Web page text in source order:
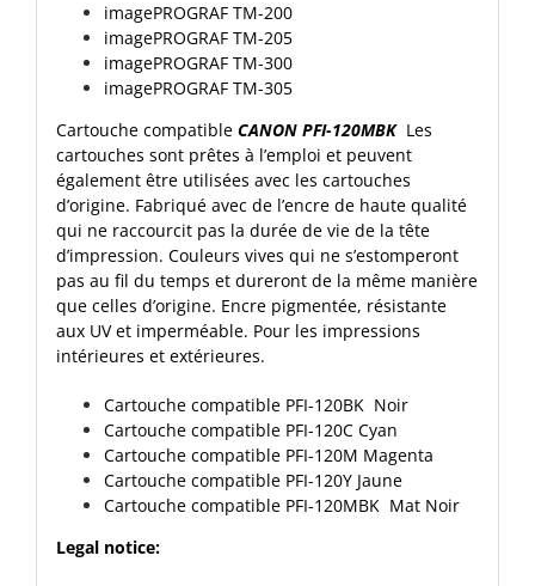
imagePROGRAF TM-200
imagePROGRAF TM-205
imagePROGRAF TM-300
imagePROGRAF TM-305
Cartouche compatible CANON PFI-120MBKLes
cartouches sont prêtes à l’emploi et peuvent
également être utilisées avec les cartouches
d’origine. Fabriqué avec de l’encre de haute qualité
qui ne raccourcit pas la durée de vie de la tête
d’impression. Couleurs vives qui ne s’estomperont
pas au fil du temps et dureront de la même manière
que celles d’origine. Encre pigmentée, résistante
aux UV et imperméable. Pour les impressions
intérieures et extérieures.
Cartouche compatible PFI-120BK Noir
Cartouche compatible PFI-120C Cyan
Cartouche compatible PFI-120M Magenta
Cartouche compatible PFI-120Y Jaune
Cartouche compatible PFI-120MBK Mat Noir
Legal notice: